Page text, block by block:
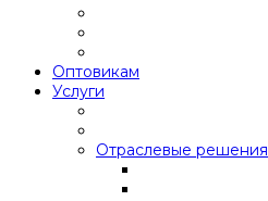
Оптовикам
Услуги
Отраслевые решения